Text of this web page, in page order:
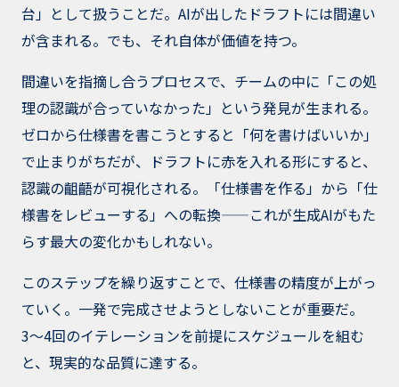
台」として扱うことだ。AIが出したドラフトには間違い
が含まれる。でも、それ自体が価値を持つ。
間違いを指摘し合うプロセスで、チームの中に「この処
理の認識が合っていなかった」という発見が生まれる。
ゼロから仕様書を書こうとすると「何を書けばいいか」
で止まりがちだが、ドラフトに赤を入れる形にすると、
認識の齟齬が可視化される。「仕様書を作る」から「仕
様書をレビューする」への転換——これが生成AIがもた
らす最大の変化かもしれない。
このステップを繰り返すことで、仕様書の精度が上がっ
ていく。一発で完成させようとしないことが重要だ。
3〜4回のイテレーションを前提にスケジュールを組む
と、現実的な品質に達する。